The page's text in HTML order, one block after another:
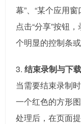
幕”、“某个应用窗
点击“分享”按钮
个明显的控制条
3. 结束录制与下载
当需要结束录制
一个红色的方形
处理后，在页面